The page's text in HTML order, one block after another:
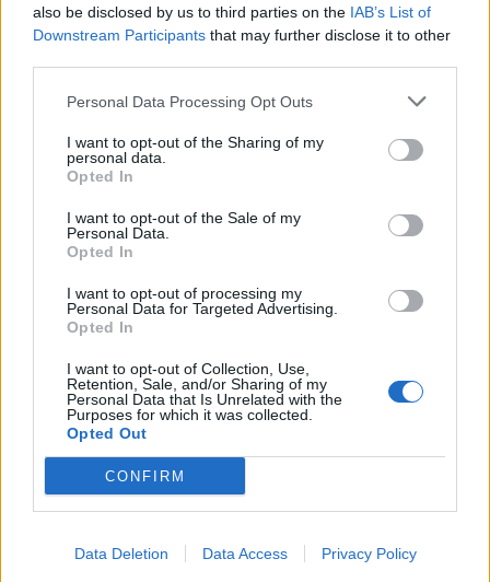
also be disclosed by us to third parties on the IAB’s List of
Downstream Participants that may further disclose it to other
Personal Data Processing Opt Outs
I want to opt-out of the Sharing of my
personal data.
Opted In
I want to opt-out of the Sale of my
Personal Data.
Opted In
I want to opt-out of processing my
Personal Data for Targeted Advertising.
Opted In
I want to opt-out of Collection, Use,
Retention, Sale, and/or Sharing of my
Personal Data that Is Unrelated with the
Purposes for which it was collected.
Opted Out
CONFIRM
Data Deletion Data Access Privacy Policy
Erasmus+
21:30
Βουλγαρία: Μη επανδρωμένο αεροσκάφος συνετρίβη
κοντά σε αγωγό φυσικού αερίου
Τραγωδία στην Αλεξανδρούπολη: Νεκρός άνδρας που
έπεσε σε πηγάδι
ΣΧΕΤΙΚA AΡΘΡΑ
Nίκη της ΑΕΚ στο τελευταίο φιλικό πριν από τον ΟΦΗ
Nίκη της ΑΕΚ στο τελευταίο
Nίκη της ΑΕΚ στο τελευταίο